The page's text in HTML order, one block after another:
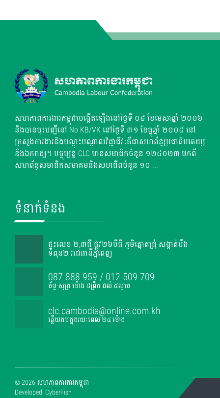
សហភាពការងារកម្ពុជាបង្កើតឡើងនៅថ្ងៃទី ០៩ ខែមេសាឆ្នាំ ២០០៦
និងបានចុះបញ្ជីនៅ No KB/VK នៅថ្ងៃទី ៣១ ខែធ្នូឆ្នាំ ២០០៨ នៅ
ក្រសួងការងារនិងបណ្តុះបណ្តាលវិជ្ជាជីវៈគឺជាសហព័ន្ធប្រជាធិបតេយ្យ
និងឯករាជ្យ។ បច្ចុប្បន្ន CLC មានសមាជិកចំនួន ១២៤០២៣ មកពី
សហព័ន្ធសមាជិកសមាគមនិងសហជីពចំនួន ១០ ...
ទំនាក់ទំនង
ផ្ទះលេខ ២,៣ជី ផ្លូវ២៦បីធី ភូមិត្នោតជ្រុំ សង្កាត់បឹង
ទំពុន២ រាជធានីភ្នំពេញ
087 888 959 / 012 509 709
ច័ន្ទ-សុក្រ ម៉ោង ៨ព្រឹក ដល់ ៥ល្ងាច
clc.cambodia@online.com.kh
ឆ្លើយតបក្នុងរយៈពេល ២៤ ម៉ោង
© 2026 សហភាពការងារកម្ពុជា
Developed: CyberFish